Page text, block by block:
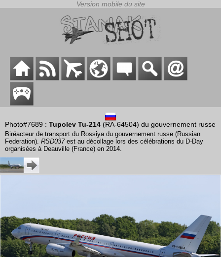
Photo#7689 : Tupolev Tu-214 (RA-64504) du gouvernement russe
Biréacteur de transport du Rossiya du gouvernement russe (Russian
Federation). RSD037est au décollage lors des célébrations du D-Day
organisées à Deauville (France) en 2014.